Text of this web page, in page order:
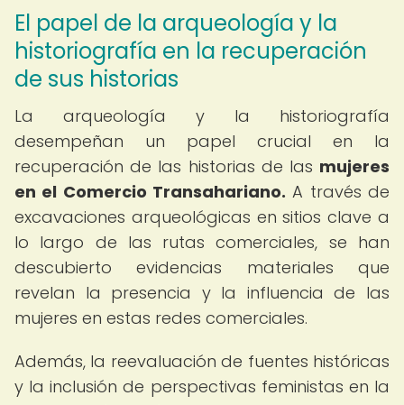
El papel de la arqueología y la
historiografía en la recuperación
de sus historias
La arqueología y la historiografía
desempeñan un papel crucial en la
recuperación de las historias de las mujeres
en el Comercio Transahariano. A través de
excavaciones arqueológicas en sitios clave a
lo largo de las rutas comerciales, se han
descubierto evidencias materiales que
revelan la presencia y la influencia de las
mujeres en estas redes comerciales.
Además, la reevaluación de fuentes históricas
y la inclusión de perspectivas feministas en la